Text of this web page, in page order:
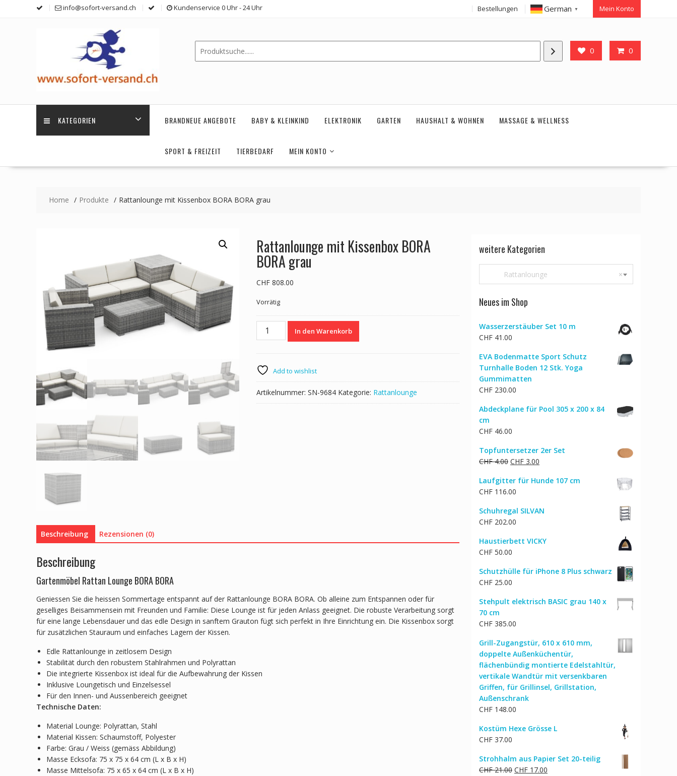
info@sofort-versand.ch Kundenservice 0 Uhr - 24 Uhr Bestellungen German ▼ Mein Konto
0 0
KATEGORIEN BRANDNEUE ANGEBOTE BABY & KLEINKIND ELEKTRONIK GARTEN HAUSHALT & WOHNEN MASSAGE & WELLNESS
SPORT & FREIZEIT TIERBEDARF MEIN KONTO
Home Produkte Rattanlounge mit Kissenbox BORA BORA grau
Rattanlounge mit Kissenbox BORA
BORA grau
CHF808.00
Vorrätig
Rattanlounge
BORA
grau
Menge
In den Warenkorb
Add to wishlist
Artikelnummer: SN-9684 Kategorie: Rattanlounge
Beschreibung Rezensionen (0)
Beschreibung
Gartenmöbel Rattan Lounge BORA BORA
Geniessen Sie die heissen Sommertage entspannt auf der Rattanlounge BORA BORA. Ob alleine zum Entspannen oder für
geselliges Beisammensein mit Freunden und Familie: Diese Lounge ist für jeden Anlass geeignet. Die robuste Verarbeitung sorgt
für eine lange Lebensdauer und das edle Design in sanftem Grauton fügt sich perfekt in Ihre Einrichtung ein. Die Kissenbox sorgt
für zusätzlichen Stauraum und einfaches Lagern der Kissen.
Edle Rattanlounge in zeitlosem Design
Stabilität durch den robustem Stahlrahmen und Polyrattan
Die integrierte Kissenbox ist ideal für die Aufbewahrung der Kissen
Inklusive Loungetisch und Einzelsessel
Für den Innen- und Aussenbereich geeignet
Technische Daten:
Material Lounge: Polyrattan, Stahl
Material Kissen: Schaumstoff, Polyester
Farbe: Grau / Weiss (gemäss Abbildung)
Masse Ecksofa: 75 x 75 x 64 cm (L x B x H)
Masse Mittelsofa: 75 x 65 x 64 cm (L x B x H)
weitere Kategorien
×
Rattanlounge
Neues im Shop
Wasserzerstäuber Set 10 m
CHF 41.00
EVA Bodenmatte Sport Schutz
Turnhalle Boden 12 Stk. Yoga
Gummimatten
CHF 230.00
Abdeckplane für Pool 305 x 200 x 84
cm
CHF 46.00
Topfuntersetzer 2er Set
CHF4.00 Ursprünglicher
war:
CHF 4.00
CHF 3.00
ist:
Laufgitter für Hunde 107 cm
CHF 116.00
Schuhregal SILVAN
CHF 202.00
Haustierbett VICKY
CHF 50.00
Schutzhülle für iPhone 8 Plus schwarz
CHF 25.00
Stehpult elektrisch BASIC grau 140 x
70 cm
CHF 385.00
Grill-Zugangstür, 610 x 610 mm,
doppelte Außenküchentür,
flächenbündig montierte Edelstahltür,
vertikale Wandtür mit versenkbaren
Griffen, für Grillinsel, Grillstation,
Außenschrank
CHF 148.00
Kostüm Hexe Grösse L
CHF 37.00
Strohhalm aus Papier Set 20-teilig
CHF21.00 Ursprünglicher
CHF 17.00